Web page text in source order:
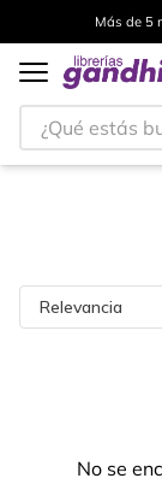
Más de 5
¿Qué estás
Relevancia
No se